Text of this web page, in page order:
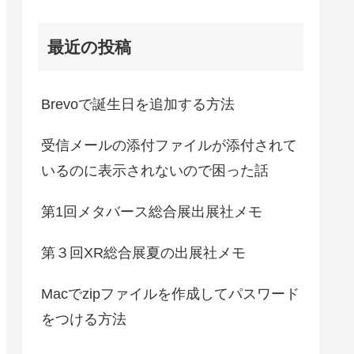
最近の投稿
Brevoで誕生日を追加する方法
受信メールの添付ファイルが添付されて
いるのに表示されないので困った話
第1回メタバース総合展出展社メモ
第３回XR総合展夏の出展社メモ
Macでzipファイルを作成してパスワード
をつける方法